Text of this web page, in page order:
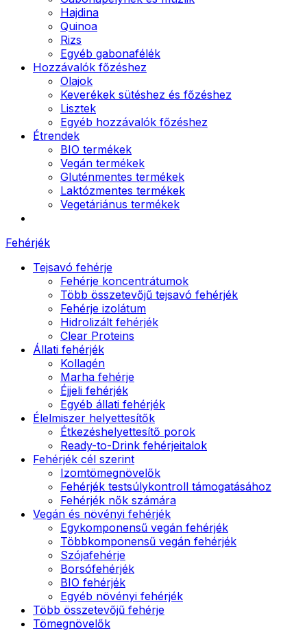
Hajdina
Quinoa
Rizs
Egyéb gabonafélék
Hozzávalók főzéshez
Olajok
Keverékek sütéshez és főzéshez
Lisztek
Egyéb hozzávalók főzéshez
Étrendek
BIO termékek
Vegán termékek
Gluténmentes termékek
Laktózmentes termékek
Vegetáriánus termékek
Fehérjék
Tejsavó fehérje
Fehérje koncentrátumok
Több összetevőjű tejsavó fehérjék
Fehérje izolátum
Hidrolizált fehérjék
Clear Proteins
Állati fehérjék
Kollagén
Marha fehérje
Éjjeli fehérjék
Egyéb állati fehérjék
Élelmiszer helyettesítők
Étkezéshelyettesítő porok
Ready-to-Drink fehérjeitalok
Fehérjék cél szerint
Izomtömegnövelők
Fehérjék testsúlykontroll támogatásához
Fehérjék nők számára
Vegán és növényi fehérjék
Egykomponensű vegán fehérjék
Többkomponensű vegán fehérjék
Szójafehérje
Borsófehérjék
BIO fehérjék
Egyéb növényi fehérjék
Több összetevőjű fehérje
Tömegnövelők